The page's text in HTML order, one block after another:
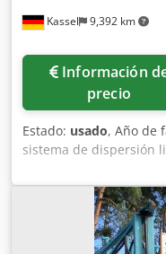
Kassel 9,392 km
Información de
precio
Estado: usado, Año de
sistema de dispersión
indicador mecánico/
ZA-V, superestructura
montaje para
acoplamiento de
iluminación LED